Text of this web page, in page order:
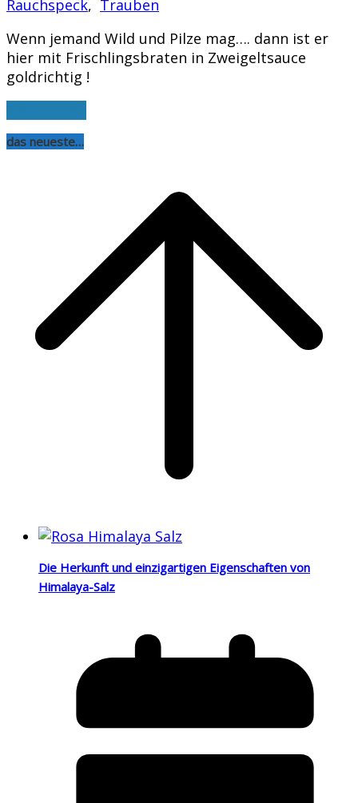
Rauchspeck, Trauben
Wenn jemand Wild und Pilze mag…. dann ist er
hier mit Frischlingsbraten in Zweigeltsauce
goldrichtig !
das neueste…
Die Herkunft und einzigartigen Eigenschaften von
Himalaya-Salz